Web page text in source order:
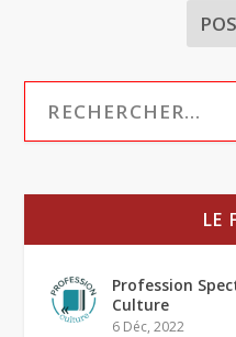
LE
Profession
Culture
6 Déc, 2022